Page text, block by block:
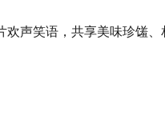
欢声笑语，共享美味珍馐